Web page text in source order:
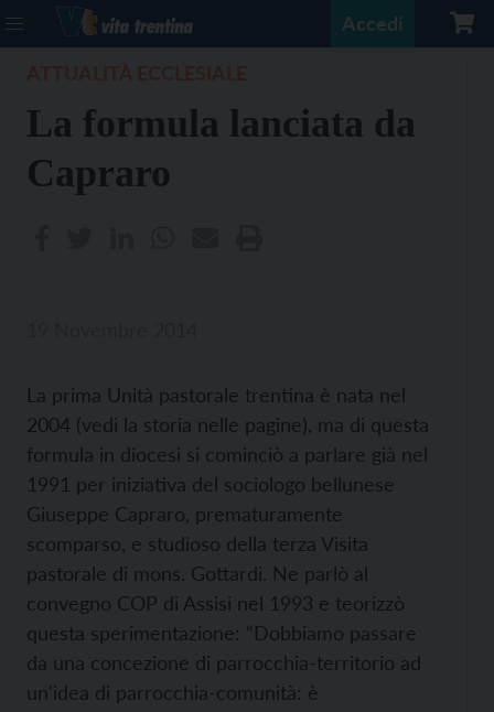
Accedi
La formula lanciata da
Capraro
La prima Unità pastorale trentina è nata nel
2004 (vedi la storia nelle pagine), ma di questa
formula in diocesi si cominciò a parlare già nel
1991 per iniziativa del sociologo bellunese
Giuseppe Capraro, prematuramente
scomparso, e studioso della terza Visita
pastorale di mons. Gottardi. Ne parlò al
convegno COP di Assisi nel 1993 e teorizzò
questa sperimentazione: “Dobbiamo passare
da una concezione di parrocchia-territorio ad
un'idea di parrocchia-comunità: è